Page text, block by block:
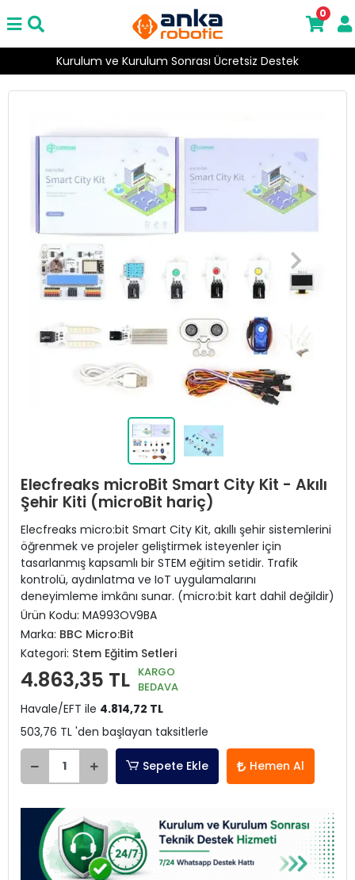
Kurulum ve Kurulum Sonrası Ücretsiz Destek
0
Elecfreaks microBit Smart City Kit - Akılı
Şehir Kiti (microBit hariç)
Elecfreaks micro:bit Smart City Kit, akıllı şehir sistemlerini
öğrenmek ve projeler geliştirmek isteyenler için
tasarlanmış kapsamlı bir STEM eğitim setidir. Trafik
kontrolü, aydınlatma ve IoT uygulamalarını
deneyimleme imkânı sunar. (micro:bit kart dahil değildir)
Ürün Kodu: MA993OV9BA
Marka: BBC Micro:Bit
Kategori: Stem Eğitim Setleri
4.863,35 TL KARGO
BEDAVA
Havale/EFT ile 4.814,72 TL
503,76 TL 'den başlayan taksitlerle
Sepete Ekle Hemen Al